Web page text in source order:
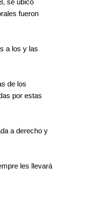
se ubicó
fueron
a los y las
de los
por estas
a derecho y
les llevará